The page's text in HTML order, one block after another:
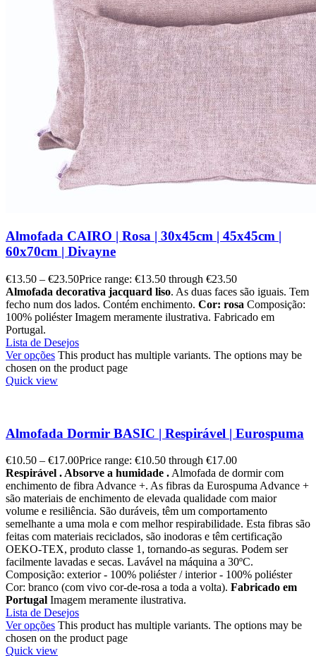
Almofada CAIRO | Rosa | 30x45cm | 45x45cm |
60x70cm | Divayne
€13.50 – €23.50Price range: €13.50 through €23.50
Almofada decorativa jacquard liso. As duas faces são iguais. Tem
fecho num dos lados. Contém enchimento. Cor: rosa Composição:
100% poliéster Imagem meramente ilustrativa. Fabricado em
Portugal.
Lista de Desejos
Ver opções This product has multiple variants. The options may be
chosen on the product page
Quick view
Almofada Dormir BASIC | Respirável | Eurospuma
€10.50 – €17.00Price range: €10.50 through €17.00
Respirável . Absorve a humidade .Almofada de dormir com
enchimento de fibra Advance +. As fibras da Eurospuma Advance +
são materiais de enchimento de elevada qualidade com maior
volume e resiliência. São duráveis, têm um comportamento
semelhante a uma mola e com melhor respirabilidade. Esta fibras são
feitas com materiais reciclados, são inodoras e têm certificação
OEKO-TEX, produto classe 1, tornando-as seguras. Podem ser
facilmente lavadas e secas. Lavável na máquina a 30ºC.
Composição: exterior - 100% poliéster / interior - 100% poliéster
Cor: branco (com vivo cor-de-rosa a toda a volta). Fabricado em
Portugal Imagem meramente ilustrativa.
Lista de Desejos
Ver opções This product has multiple variants. The options may be
chosen on the product page
Quick view